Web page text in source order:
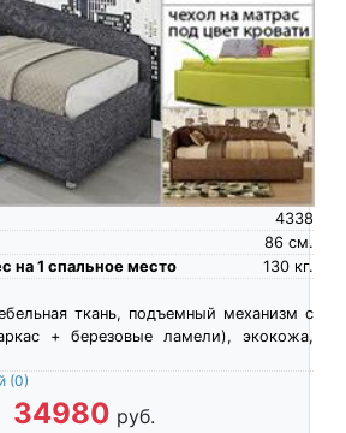
4338
см.
86
на 1 спальное место
кг.
130
ткань, подъемный механизм с
+ березовые ламели), экокожа,
(0)
34980 руб.